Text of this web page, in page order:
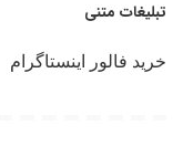
تبلیغات متنی
خرید فالور اینستاگرام